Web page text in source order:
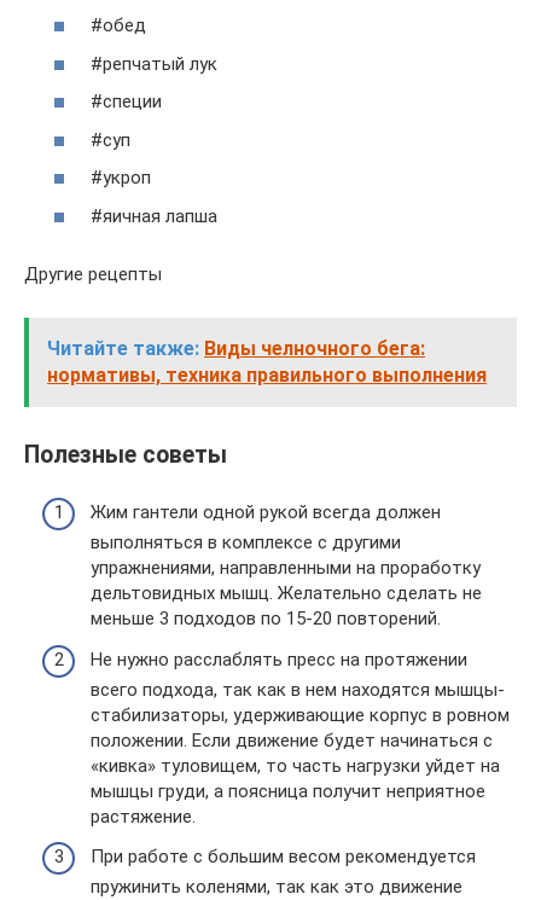
#обед
#репчатый лук
#специи
#суп
#укроп
#яичная лапша
Другие рецепты
Читайте также: Виды челночного бега:
нормативы, техника правильного выполнения
Полезные советы
Жим гантели одной рукой всегда должен
выполняться в комплексе с другими
упражнениями, направленными на проработку
дельтовидных мышц. Желательно сделать не
меньше 3 подходов по 15-20 повторений.
Не нужно расслаблять пресс на протяжении
всего подхода, так как в нем находятся мышцы-
стабилизаторы, удерживающие корпус в ровном
положении. Если движение будет начинаться с
«кивка» туловищем, то часть нагрузки уйдет на
мышцы груди, а поясница получит неприятное
растяжение.
При работе с большим весом рекомендуется
пружинить коленями, так как это движение